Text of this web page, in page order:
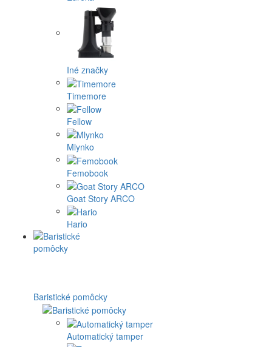
Iné značky
Timemore
Fellow
Mlynko
Femobook
Goat Story ARCO
Hario
Baristické pomôcky
Automatický tamper